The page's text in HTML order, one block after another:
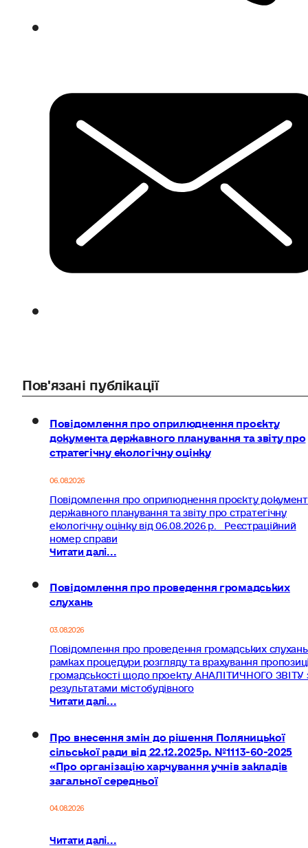
Пов'язані публікації
Повідомлення про оприлюднення проєкту
документа державного планування та звіту про
стратегічну екологічну оцінку
06.08.2026
Повідомлення про оприлюднення проєкту
державного планування та звіту про стратегічну
екологічну оцінку від 06.08.2026 р. Реєстраційний
номер справи
Читати далі...
Повідомлення про проведення громадських
слухань
03.08.2026
Повідомлення про проведення громадських
рамках процедури розгляду та врахування
громадськості щодо проекту АНАЛІТИЧНОГО ЗВІТУ
результатами містобудівного
Читати далі...
Про внесення змін до рішення Поляницької
сільської ради від 22.12.2025р. №1113-60-2025
«Про організацію харчування учнів закладів
загальної середньої
04.08.2026
Читати далі...